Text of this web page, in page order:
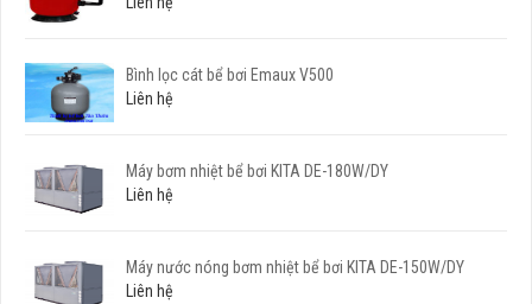
Bình lọc cát bể bơi Emaux V500
Liên hệ
Máy bơm nhiệt bể bơi KITA DE-180W/DY
Liên hệ
Máy nước nóng bơm nhiệt bể bơi KITA DE-150W/DY
Liên hệ